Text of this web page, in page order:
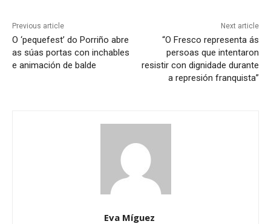
Previous article
O ‘pequefest’ do Porriño abre
as súas portas con inchables
e animación de balde
Next article
“O Fresco representa ás
persoas que intentaron
resistir con dignidade durante
a represión franquista”
Eva Míguez